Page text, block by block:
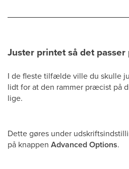
Juster printet så det
I de fleste tilfælde ville du skulle
lidt for at den rammer præcist på
lige.
Dette gøres under
på knappen Advanced Options.